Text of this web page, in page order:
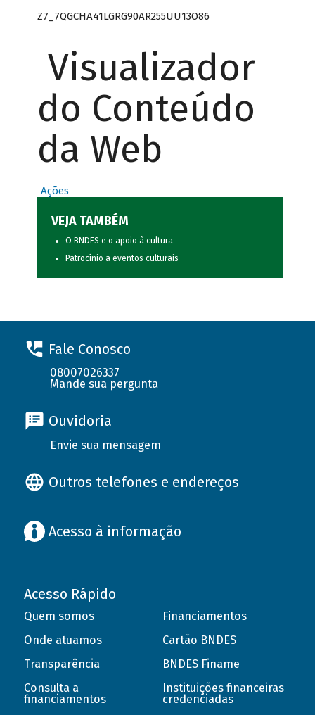
Z7_7QGCHA41LGRG90AR255UU13O86
Visualizador
do Conteúdo
da Web
Ações
VEJA TAMBÉM
O BNDES e o apoio à cultura
Patrocínio a eventos culturais
Fale Conosco
08007026337
Mande sua pergunta
Ouvidoria
Envie sua mensagem
Outros telefones e endereços
Acesso à informação
Acesso Rápido
Quem somos
Onde atuamos
Transparência
Consulta a
financiamentos
Financiamentos
Cartão BNDES
BNDES Finame
Instituições financeiras
credenciadas